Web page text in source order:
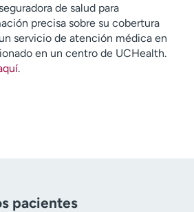
de salud para
precisa sobre su cobertura
servicio de atención médica en
en un centro de UCHealth.
.
pacientes